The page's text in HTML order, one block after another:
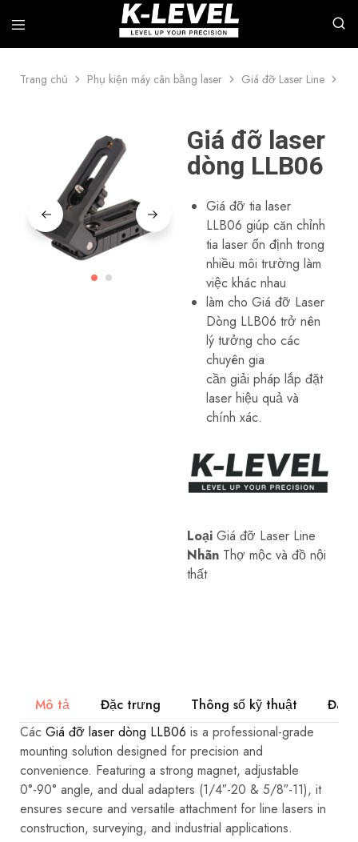
k-
sản
xuất
hàng
đầu
về
dụng
cụ
đo
lường
có
chính
Chúng
cứu,
phát
triển
và
sản
xuất
các
công
cụ
đo
laser
đáp
nhu
cầu
của
các
ứng
dụng
kiến
trúc,
kỹ
Trang chủ Phụ kiện máy cân bằng laser Giá đỡ Laser Line
Giá đỡ laser
dòng LLB06
Giá đỡ tia laser
LLB06 giúp căn chỉnh
tia laser ổn định trong
nhiều môi trường làm
việc khác nhau
làm cho Giá đỡ Laser
Dòng LLB06 trở nên
lý tưởng cho các
chuyên gia
cần giải pháp lắp đặt
laser hiệu quả và
chính xác.
Loại Giá đỡ Laser Line
Nhãn Thợ mộc và đồ nội
thất
Mô tả Đặc trưng Thông số kỹ thuật
Các Giá đỡ laser dòng LLB06 is a professional-grade
mounting solution designed for precision and
convenience. Featuring a strong magnet, adjustable
0°-90° angle, and dual adapters (1/4″-20 & 5/8″-11), it
ensures secure and versatile attachment for line lasers in
construction, surveying, and industrial applications.